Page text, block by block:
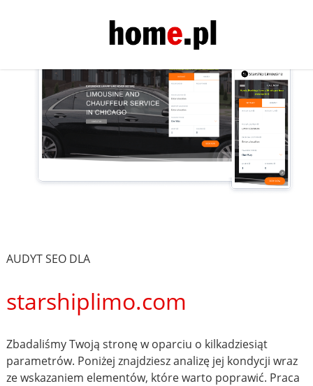
AUDYT SEO DLA
starshiplimo.com
Zbadaliśmy Twoją stronę w oparciu o kilkadziesiąt
parametrów. Poniżej znajdziesz analizę jej kondycji wraz
ze wskazaniem elementów, które warto poprawić. Praca